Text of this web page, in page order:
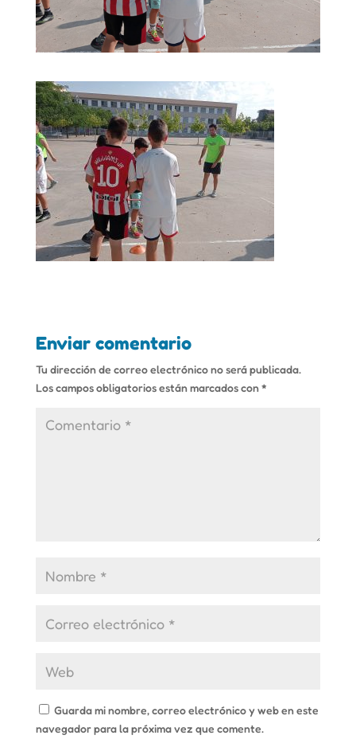
Enviar comentario
Tu dirección de correo electrónico no será publicada.
Los campos obligatorios están marcados con*
Guarda mi nombre, correo electrónico y web en este
navegador para la próxima vez que comente.